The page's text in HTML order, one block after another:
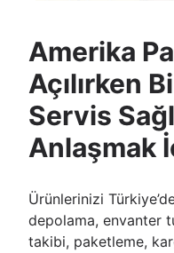
Amerika
Açılırken
Servis
Anlaşmak
Ürünlerinizi
depolama, envanter
takibi, paketleme,